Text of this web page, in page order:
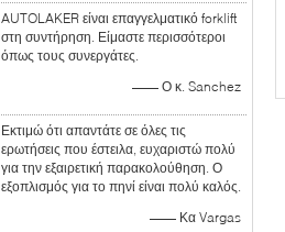
AUTOLAKER είναι επαγγελματικό forklift
στη συντήρηση. Είμαστε περισσότεροι
όπως τους συνεργάτες.
—— Ο κ. Sanchez
Εκτιμώ ότι απαντάτε σε όλες τις
ερωτήσεις που έστειλα, ευχαριστώ πολύ
για την εξαιρετική παρακολούθηση. Ο
εξοπλισμός για το πηνί είναι πολύ καλός.
—— Κα Vargas